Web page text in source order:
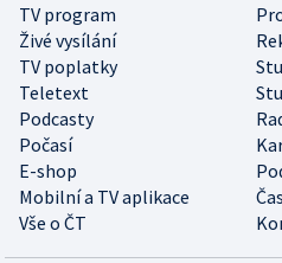
TV program
Živé vysílání
TV poplatky
Teletext
Podcasty
Počasí
E-shop
Mobilní a TV aplikace
Vše o ČT